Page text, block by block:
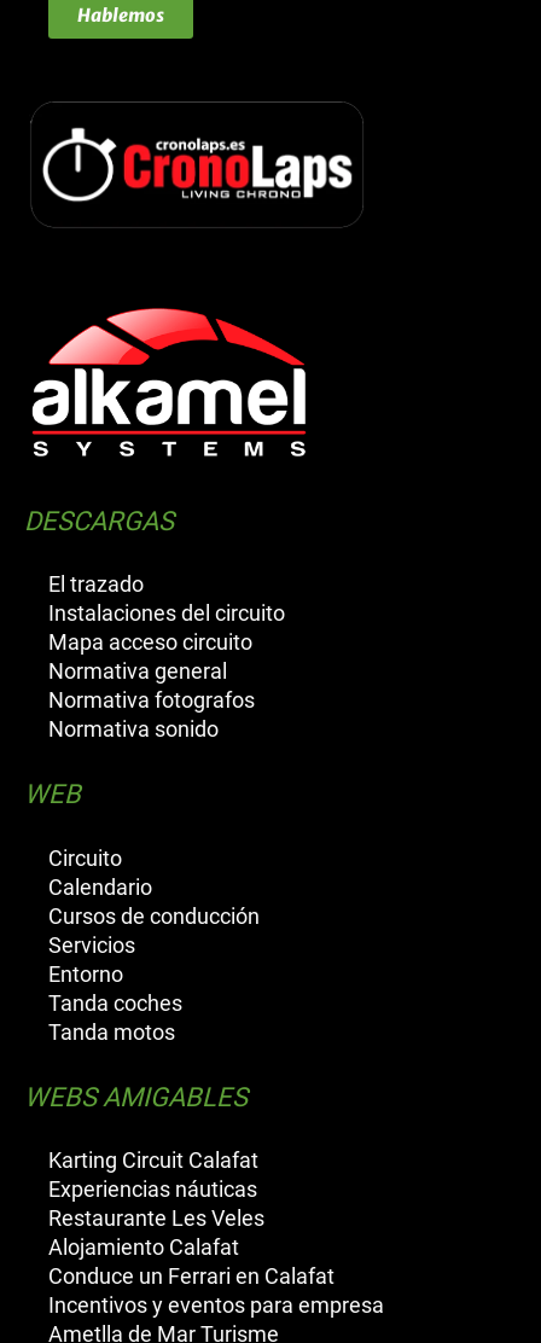
Hablemos
DESCARGAS
El trazado
Instalaciones del circuito
Mapa acceso circuito
Normativa general
Normativa fotografos
Normativa sonido
WEB
Circuito
Calendario
Cursos de conducción
Servicios
Entorno
Tanda coches
Tanda motos
WEBS AMIGABLES
Karting Circuit Calafat
Experiencias náuticas
Restaurante Les Veles
Alojamiento Calafat
Conduce un Ferrari en Calafat
Incentivos y eventos para empresa
Ametlla de Mar Turisme